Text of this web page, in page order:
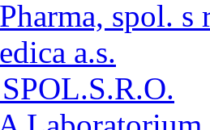
spol. s
a.s.